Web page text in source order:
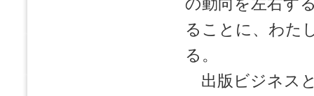
ることに、わた
る。
出版ビジネス